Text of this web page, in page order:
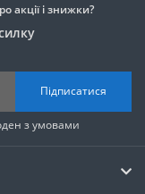
акції і знижки?
Підписатися
з умовами